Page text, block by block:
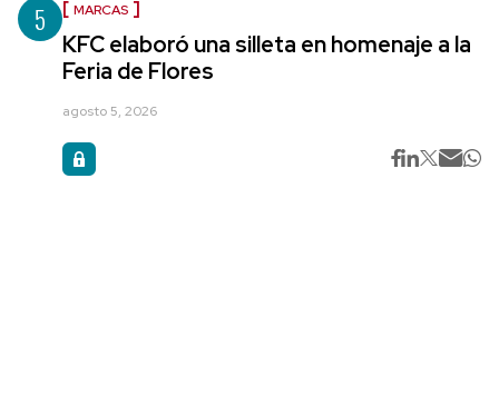
5 MARCAS
KFC elaboró una silleta en homenaje a la
Feria de Flores
agosto 5, 2026